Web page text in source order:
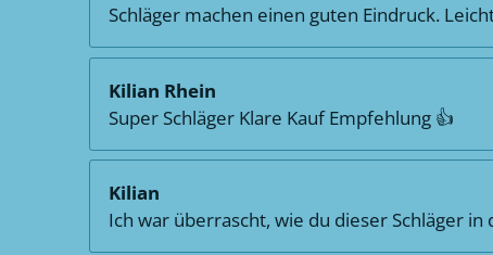
Schläger machen einen guten Eindruck.
Kilian Rhein
Super Schläger Klare Kauf Empfehlung 👍
Kilian
Ich war überrascht, wie du dieser Schläger